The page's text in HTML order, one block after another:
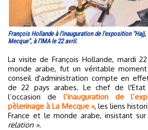
François Hollande à l'inauguration de l'exposition "Hajj,
Mecque", à l'IMA le 22 avril.
La visite de François Hollande, mardi 22 avril à l'Institut du
monde arabe, fut un véritable
conseil d'administration compte en
de 22 pays arabes. Le chef de
l’occasion de l’inauguration de
pèlerinage à La Mecque », les liens
France et le monde arabe, insistant
relation ».